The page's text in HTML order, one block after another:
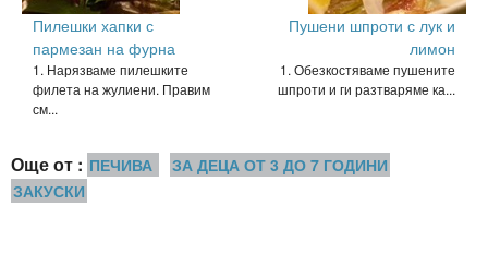
Пилешки хапки с
пармезан на фурна
1. Нарязваме пилешките
филета на жулиени. Правим
см...
Пушени шпроти с лук и
лимон
1. Обезкостяваме пушените
шпроти и ги разтваряме ка...
Още от : ПЕЧИВА
ЗА ДЕЦА ОТ 3 ДО 7 ГОДИНИ
ЗАКУСКИ